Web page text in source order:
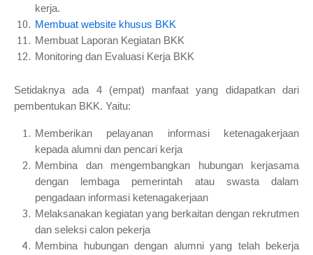
kerja.
Membuat website khusus BKK
Membuat Laporan Kegiatan BKK
Monitoring dan Evaluasi Kerja BKK
Setidaknya ada 4 (empat) manfaat yang didapatkan dari
pembentukan BKK. Yaitu:
Memberikan pelayanan informasi ketenagakerjaan
kepada alumni dan pencari kerja
Membina dan mengembangkan hubungan kerjasama
dengan lembaga pemerintah atau swasta dalam
pengadaan informasi ketenagakerjaan
Melaksanakan kegiatan yang berkaitan dengan rekrutmen
dan seleksi calon pekerja
Membina hubungan dengan alumni yang telah bekerja